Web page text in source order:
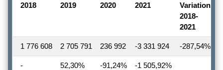
2018 2019 2020 2021
Variation
2018-
2021
1 776 608 2 705 791 236 992 -3 331 924 -287,54%
- 52,30% -91,24% -1 505,92%